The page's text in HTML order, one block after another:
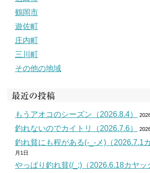
鶴岡市
遊佐町
庄内町
三川町
その他の地域
最近の投稿
もうアオコのシーズン（2026.8.4）
釣れないのでカイトリ（2026.7.6）
釣れ貧にも程がある(-_-メ)（2026.7.1
月1日
やっぱり釣れ貧(/_;)（2026.6.18カヤッ